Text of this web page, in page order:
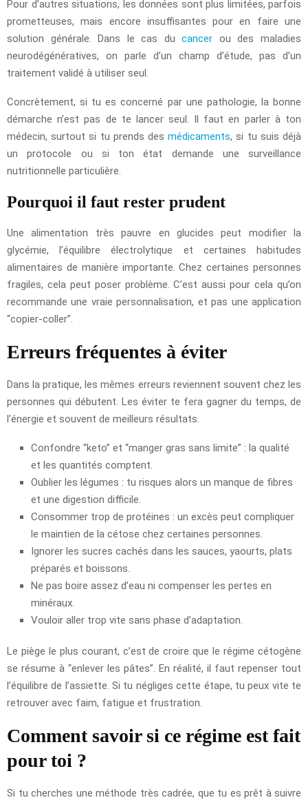
Pour d’autres situations, les données sont plus limitées, parfois
prometteuses, mais encore insuffisantes pour en faire une
solution générale. Dans le cas ducancer ou des maladies
neurodégénératives, on parle d’un champ d’étude, pas d’un
traitement validé à utiliser seul.
Concrètement, si tu es concerné par une pathologie, la bonne
démarche n’est pas de te lancer seul. Il faut en parler à ton
médecin, surtout si tu prends desmédicaments, si tu suis déjà
un protocole ou si ton état demande une surveillance
nutritionnelle particulière.
Pourquoi il faut rester prudent
Une alimentation très pauvre en glucides peut modifier la
glycémie, l’équilibre électrolytique et certaines habitudes
alimentaires de manière importante. Chez certaines personnes
fragiles, cela peut poser problème. C’est aussi pour cela qu’on
recommande une vraie personnalisation, et pas une application
“copier-coller”.
Erreurs fréquentes à éviter
Dans la pratique, les mêmes erreurs reviennent souvent chez les
personnes qui débutent. Les éviter te fera gagner du temps, de
l’énergie et souvent de meilleurs résultats.
Confondre “keto” et “manger gras sans limite” : la qualité
et les quantités comptent.
Oublier les légumes : tu risques alors un manque de fibres
et une digestion difficile.
Consommer trop de protéines : un excès peut compliquer
le maintien de la cétose chez certaines personnes.
Ignorer les sucres cachés dans les sauces, yaourts, plats
préparés et boissons.
Ne pas boire assez d’eau ni compenser les pertes en
minéraux.
Vouloir aller trop vite sans phase d’adaptation.
Le piège le plus courant, c’est de croire que le régime cétogène
se résume à “enlever les pâtes”. En réalité, il faut repenser tout
l’équilibre de l’assiette. Si tu négliges cette étape, tu peux vite te
retrouver avec faim, fatigue et frustration.
Comment savoir si ce régime est fait
pour toi ?
Si tu cherches une méthode très cadrée, que tu es prêt à suivre